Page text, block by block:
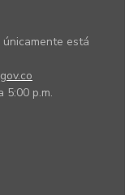
está
5:00 p.m.